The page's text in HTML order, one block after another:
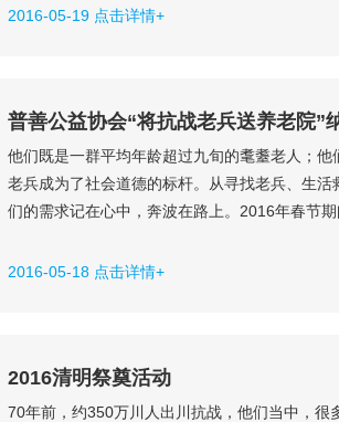
日。在宾客们的生日祝福歌声中，王老度过了愉
2016-05-19 点击详情+
普善公益协会“将抗战老兵送养老院”
他们既是一群平均年龄超过九旬的耄耋老人；
老兵成为了社会道德的标杆。从寻找老兵、生
们的需求记在心中，奔波在路上。2016年春节
困难。于是，协会诞生了“将各地区符合条件的
2016-05-18 点击详情+
2016清明祭奠活动
70年前，约350万川人出川抗战，他们当中，